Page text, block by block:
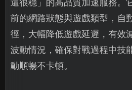
還很穩」的高品質加速服務。
前的網路狀態與遊戲類型，自
徑，大幅降低遊戲延遲，有效
波動情況，確保對戰過程中技
動順暢不卡頓。